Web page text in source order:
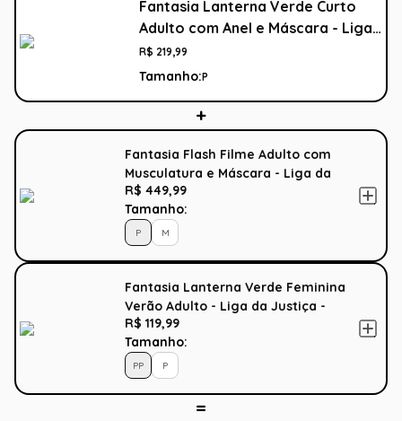
Fantasia Lanterna Verde Curto
Adulto com Anel e Máscara - Liga
da Justiça
R$ 219,99
Tamanho:P
Fantasia Flash Filme Adulto com
Musculatura e Máscara - Liga da
Justiça
R$ 449,99
Tamanho:
P M
Fantasia Lanterna Verde Feminina
Verão Adulto - Liga da Justiça -
Original
R$ 119,99
Tamanho:
PP P